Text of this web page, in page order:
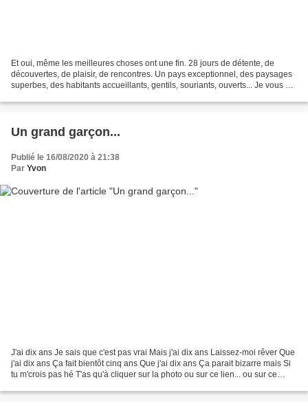
Et oui, même les meilleures choses ont une fin. 28 jours de détente, de
découvertes, de plaisir, de rencontres. Un pays exceptionnel, des paysages
superbes, des habitants accueillants, gentils, souriants, ouverts... Je vous en
Un grand garçon...
Publié le 16/08/2020 à 21:38
Par Yvon
J'ai dix ans Je sais que c'est pas vrai Mais j'ai dix ans Laissez-moi rêver Que
j'ai dix ans Ça fait bientôt cinq ans Que j'ai dix ans Ça parait bizarre mais Si
tu m'crois pas hé T'as qu'à cliquer sur la photo ou sur ce lien... ou sur ce